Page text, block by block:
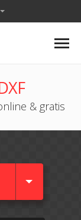
& gratis